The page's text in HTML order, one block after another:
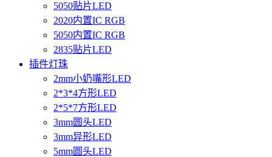
5050贴片LED
2020内置IC RGB
5050内置IC RGB
2835贴片LED
插件灯珠
2mm小奶嘴形LED
2*3*4方形LED
2*5*7方形LED
3mm圆头LED
3mm异形LED
5mm圆头LED